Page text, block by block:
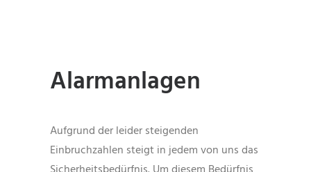
Alarmanlagen
Aufgrund der leider steigenden
Einbruchzahlen steigt in jedem von uns das